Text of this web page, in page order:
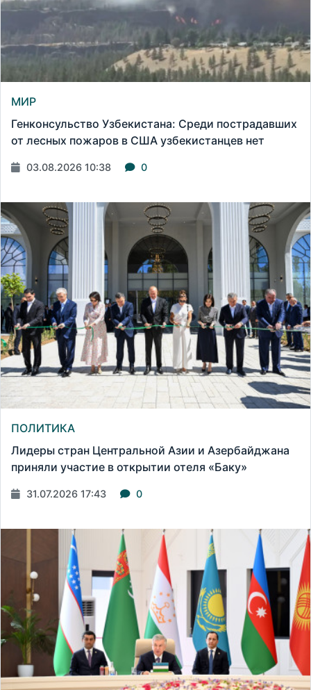
МИР
Генконсульство Узбекистана: Среди пострадавших
от лесных пожаров в США узбекистанцев нет
03.08.2026 10:38 0
ПОЛИТИКА
Лидеры стран Центральной Азии и Азербайджана
приняли участие в открытии отеля «Баку»
31.07.2026 17:43 0